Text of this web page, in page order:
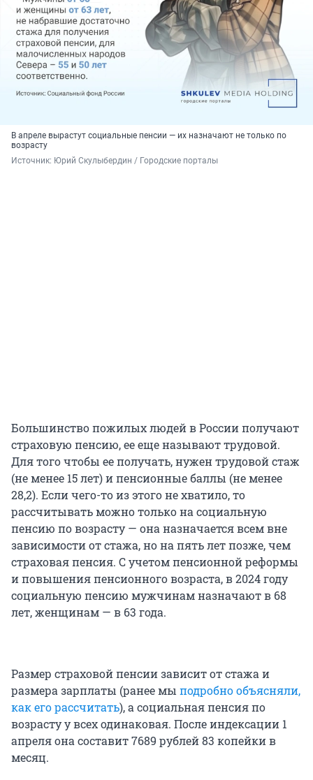
В апреле вырастут социальные пенсии — их назначают не только по
возрасту
Источник: Юрий Скулыбердин / Городские порталы
Большинство пожилых людей в России получают
страховую пенсию, ее еще называют трудовой.
Для того чтобы ее получать, нужен трудовой стаж
(не менее 15 лет) и пенсионные баллы (не менее
28,2). Если чего-то из этого не хватило, то
рассчитывать можно только на социальную
пенсию по возрасту — она назначается всем вне
зависимости от стажа, но на пять лет позже, чем
страховая пенсия. С учетом пенсионной реформы
и повышения пенсионного возраста, в 2024 году
социальную пенсию мужчинам назначают в 68
лет, женщинам — в 63 года.
Размер страховой пенсии зависит от стажа и
размера зарплаты (ранее мы подробно объясняли,
как его рассчитать), а социальная пенсия по
возрасту у всех одинаковая. После индексации 1
апреля она составит 7689 рублей 83 копейки в
месяц.